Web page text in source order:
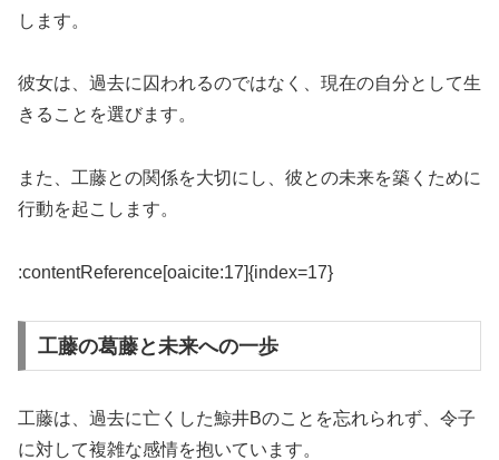
します。
彼女は、過去に囚われるのではなく、現在の自分として生
きることを選びます。
また、工藤との関係を大切にし、彼との未来を築くために
行動を起こします。
:contentReference[oaicite:17]{index=17}
工藤の葛藤と未来への一歩
工藤は、過去に亡くした鯨井Bのことを忘れられず、令子
に対して複雑な感情を抱いています。